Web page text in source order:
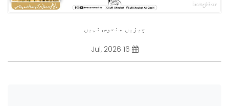
چیزیں منحوس نہیں